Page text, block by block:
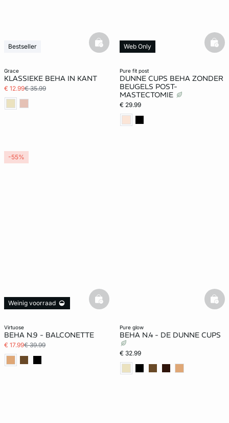
grace
KLASSIEKE BEHA IN KANT
€ 12.99€ 35.99
Bestseller basketfull
pure fit post
DUNNE CUPS BEHA ZONDER
BEUGELS POST-
MASTECTOMIE
€ 29.99
Web Only
virtuose
BEHA N.9 - BALCONETTE
€ 17.99€ 39.99
Weinig voorraad basketfull
-55%
pure glow
BEHA N.4 - DE DUNNE CUPS
€ 32.99